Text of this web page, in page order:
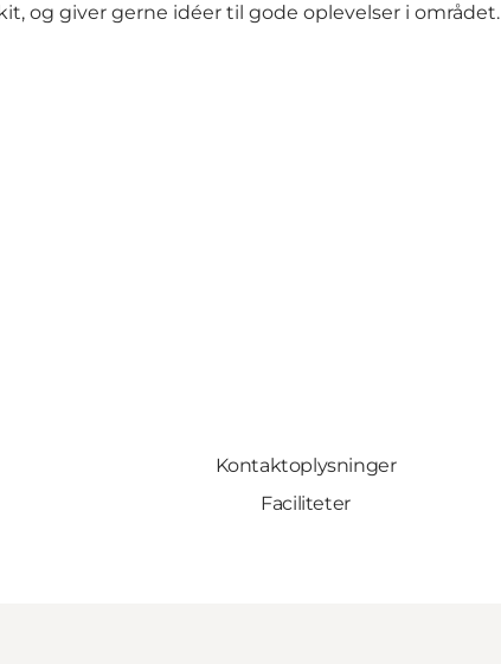
og giver gerne idéer til gode oplevelser i området.
Kontaktoplysninger
Faciliteter